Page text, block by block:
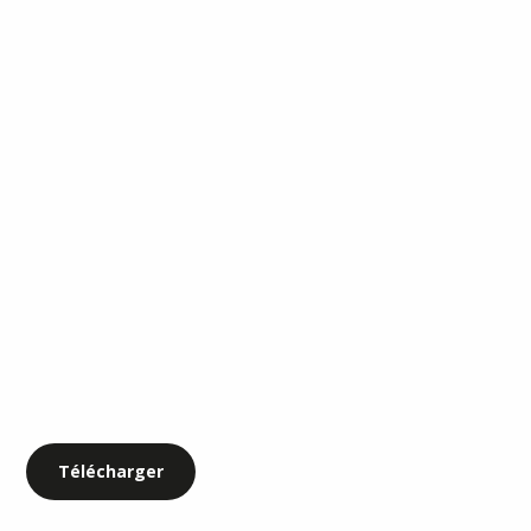
Télécharger